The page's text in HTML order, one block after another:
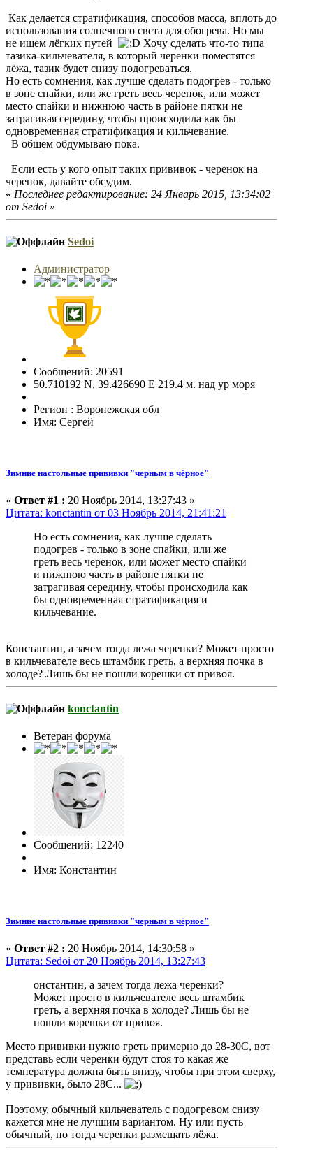
Как делается стратификация, способов масса, вплоть до
использования солнечного света для обогрева. Но мы
не ищем лёгких путей
Хочу сделать что-то типа
тазика-кильчевателя, в который черенки поместятся
лёжа, тазик будет снизу подогреваться.
Но есть сомнения, как лучше сделать подогрев - только
в зоне спайки, или же греть весь черенок, или может
место спайки и нижнюю часть в районе пятки не
затрагивая середину, чтобы происходила как бы
одновременная стратификация и кильчевание.
В общем обдумываю пока.
Если есть у кого опыт таких прививок - черенок на
черенок, давайте обсудим.
« Последнее редактирование: 24 Январь 2015, 13:34:02
от Sedoi »
Sedoi
Администратор
Сообщений: 20591
50.710192 N, 39.426690 E 219.4 м. над ур моря
Регион : Воронежская обл
Имя: Сергей
Зимние настольные прививки "черным в чёрное"
« Ответ #1 : 20 Ноябрь 2014, 13:27:43 »
Цитата: konctantin от 03 Ноябрь 2014, 21:41:21
Но есть сомнения, как лучше сделать
подогрев - только в зоне спайки, или же
греть весь черенок, или может место спайки
и нижнюю часть в районе пятки не
затрагивая середину, чтобы происходила как
бы одновременная стратификация и
кильчевание.
Константин, а зачем тогда лежа черенки? Может просто
в кильчевателе весь штамбик греть, а верхняя почка в
холоде? Лишь бы не пошли корешки от привоя.
konctantin
Ветеран форума
Сообщений: 12240
Имя: Константин
Зимние настольные прививки "черным в чёрное"
« Ответ #2 : 20 Ноябрь 2014, 14:30:58 »
Цитата: Sedoi от 20 Ноябрь 2014, 13:27:43
онстантин, а зачем тогда лежа черенки?
Может просто в кильчевателе весь штамбик
греть, а верхняя почка в холоде? Лишь бы не
пошли корешки от привоя.
Место прививки нужно греть примерно до 28-30С, вот
представь если черенки будут стоя то какая же
температура должна быть внизу, чтобы при этом сверху,
у прививки, было 28С...
Поэтому, обычный кильчеватель с подогревом снизу
кажется мне не лучшим вариантом. Ну или пусть
обычный, но тогда черенки размещать лёжа.